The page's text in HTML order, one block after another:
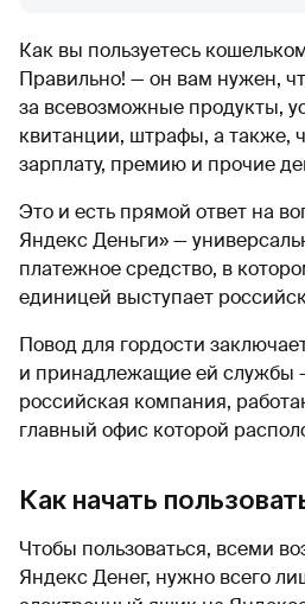
Как вы пользуетесь
Правильно! — он вам нужен,
за всевозможные продукты,
квитанции, штрафы, а также,
зарплату, премию и прочие
Это и есть прямой ответ на
Яндекс Деньги» —
платежное средство, в
единицей выступает
Повод для гордости
и принадлежащие ей службы
российская компания,
главный офис которой
Как начать
Чтобы пользоваться, всеми
Яндекс Денег, нужно всего